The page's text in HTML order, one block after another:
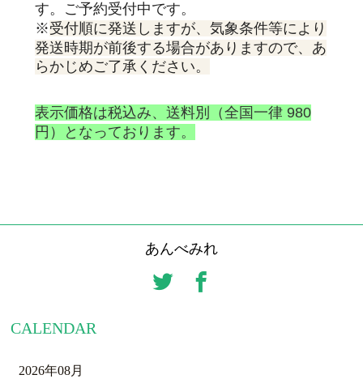
す。ご予約受付中です。
※受付順に発送しますが、気象条件等により
発送時期が前後する場合がありますので、あ
らかじめご了承ください。
表示価格は税込み、送料別（全国一律 980
円）となっております。
あんべみれ
CALENDAR
2026年08月